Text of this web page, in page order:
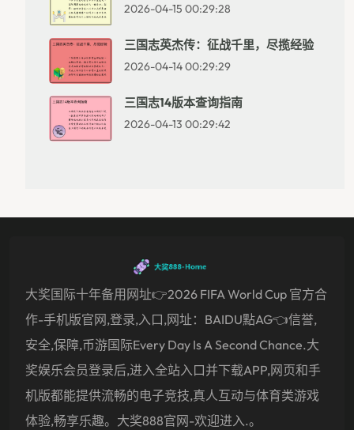
2026-04-15 00:29:28
三国志英杰传：征战千里，尽揽经验
2026-04-14 00:29:29
三国志14版本查询指南
2026-04-13 00:29:42
大奖国际十年备用网址👉2026 FIFA World Cup 官方合
作-手机版官网,登录,入口,网址：BAIDU點AG👈信誉,
安全,保障,币游国际Every Day Is A Second Chance.大
奖娱乐会员登录后,进入全站入口并下载APP,网页和手
机版都能提供流畅的电子竞技,真人互动与体育类游戏
体验,畅享乐趣。大奖888官网-欢迎进入.。